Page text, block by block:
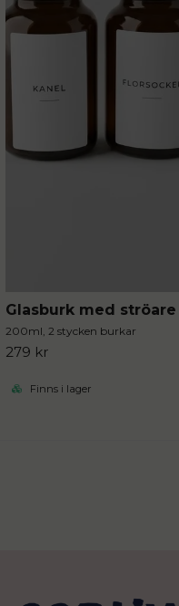
200ml, 2 stycken burkar
279 kr
Finns i lager